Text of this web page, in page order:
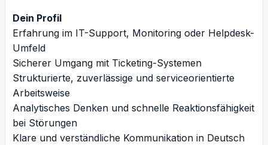
Dein Profil
Erfahrung im IT-Support, Monitoring oder Helpdesk-
Umfeld
Sicherer Umgang mit Ticketing-Systemen
Strukturierte, zuverlässige und serviceorientierte
Arbeitsweise
Analytisches Denken und schnelle Reaktionsfähigkeit
bei Störungen
Klare und verständliche Kommunikation in Deutsch